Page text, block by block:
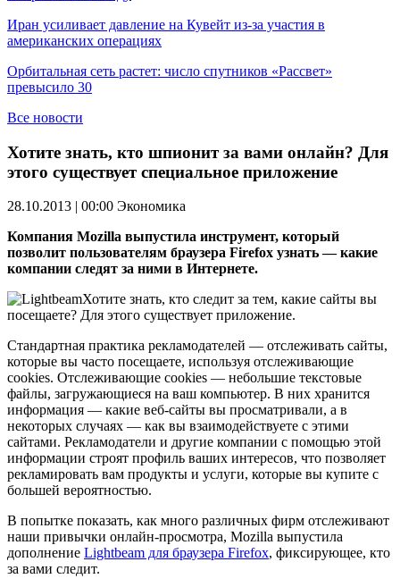
Иран усиливает давление на Кувейт из-за участия в
американских операциях
Орбитальная сеть растет: число спутников «Рассвет»
превысило 30
Все новости
Хотите знать, кто шпионит за вами онлайн? Для
этого существует специальное приложение
28.10.2013 | 00:00 Экономика
Компания Mozilla выпустила инструмент, который
позволит пользователям браузера Firefox узнать — какие
компании следят за ними в Интернете.
Хотите знать, кто следит за тем, какие сайты вы
посещаете? Для этого существует приложение.
Стандартная практика рекламодателей — отслеживать сайты,
которые вы часто посещаете, используя отслеживающие
cookies. Отслеживающие cookies — небольшие текстовые
файлы, загружающиеся на ваш компьютер. В них хранится
информация — какие веб-сайты вы просматривали, а в
некоторых случаях — как вы взаимодействуете с этими
сайтами. Рекламодатели и другие компании с помощью этой
информации строят профиль ваших интересов, что позволяет
рекламировать вам продукты и услуги, которые вы купите с
большей вероятностью.
В попытке показать, как много различных фирм отслеживают
наши привычки онлайн-просмотра, Mozilla выпустила
дополнение Lightbeam для браузера Firefox, фиксирующее, кто
за вами следит.